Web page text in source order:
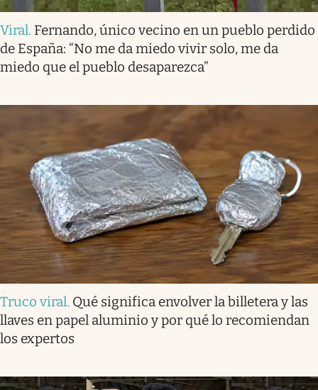
Viral. Fernando, único vecino en un pueblo perdido
de España: “No me da miedo vivir solo, me da
miedo que el pueblo desaparezca”
Truco viral. Qué significa envolver la billetera y las
llaves en papel aluminio y por qué lo recomiendan
los expertos